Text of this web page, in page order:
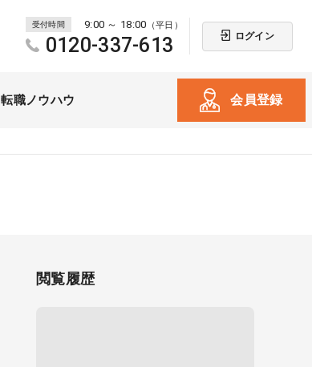
受付時間 9:00 ～ 18:00 （平日）
0120-337-613 ログイン
転職ノウハウ 会員登録
閲覧履歴